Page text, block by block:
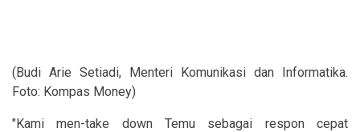
(Budi Arie Setiadi, Menteri Komunikasi dan Informatika.
Foto: Kompas Money)
"Kami men-take down Temu sebagai respon cepat